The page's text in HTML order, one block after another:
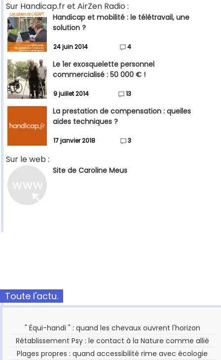
Sur Handicap.fr et AirZen Radio :
Handicap et mobilité : le télétravail, une
solution ?
24 juin 2014 4
Le 1er exosquelette personnel
commercialisé : 50 000 € !
9 juillet 2014 13
La prestation de compensation : quelles
aides techniques ?
17 janvier 2018 3
Sur le web :
Site de Caroline Meus
Toute l'actu.
" Équi-handi " : quand les chevaux ouvrent l'horizon
Rétablissement Psy : le contact à la Nature comme allié
Plages propres : quand accessibilité rime avec écologie